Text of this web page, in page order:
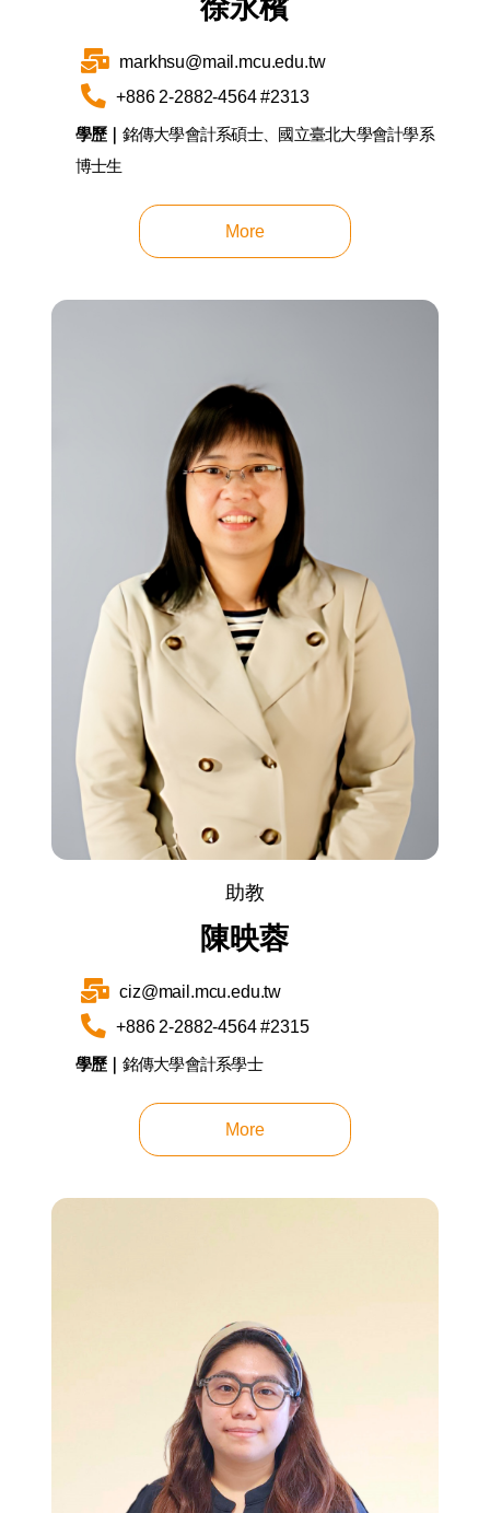
徐永檳
markhsu@mail.mcu.edu.tw
+886 2-2882-4564 #2313
學歷｜ 銘傳大學會計系碩士、國立臺北大學會計學系
博士生
More
助教
陳映蓉
ciz@mail.mcu.edu.tw
+886 2-2882-4564 #2315
學歷｜ 銘傳大學會計系學士
More